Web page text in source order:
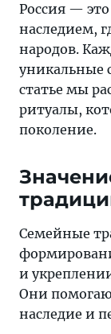
Погрузитесь
мир
которые
культуру
разных
страны
Россия —
наследием,
народов.
уникальные
статье мы
ритуалы,
поколение.
Семейные
и
Они
наследие и